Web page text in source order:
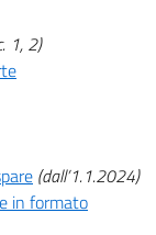
1, 2)
(dall’1.1.2024)
in formato